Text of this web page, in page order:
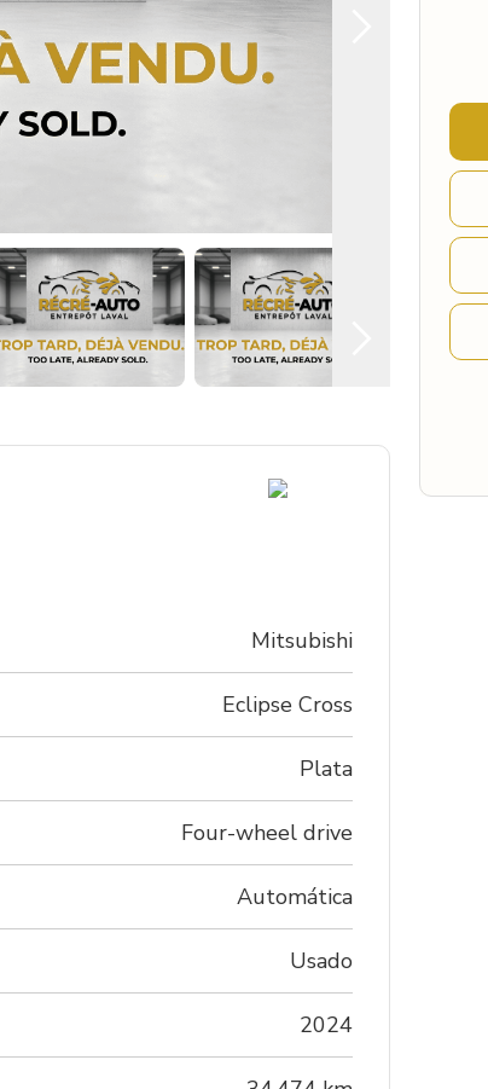
Mitsubishi
Eclipse Cross
Plata
Four-wheel drive
Automática
Usado
2024